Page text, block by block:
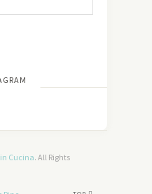
Cucina. All Rights